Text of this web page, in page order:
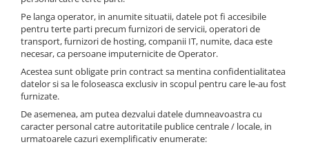
Pe langa operator, in anumite situatii, datele pot fi accesibile
pentru terte parti precum furnizori de servicii, operatori de
transport, furnizori de hosting, companii IT, numite, daca este
necesar, ca persoane imputernicite de Operator.
Acestea sunt obligate prin contract sa mentina confidentialitatea
datelor si sa le foloseasca exclusiv in scopul pentru care le-au fost
furnizate.
De asemenea, am putea dezvalui datele dumneavoastra cu
caracter personal catre autoritatile publice centrale / locale, in
urmatoarele cazuri exemplificativ enumerate: